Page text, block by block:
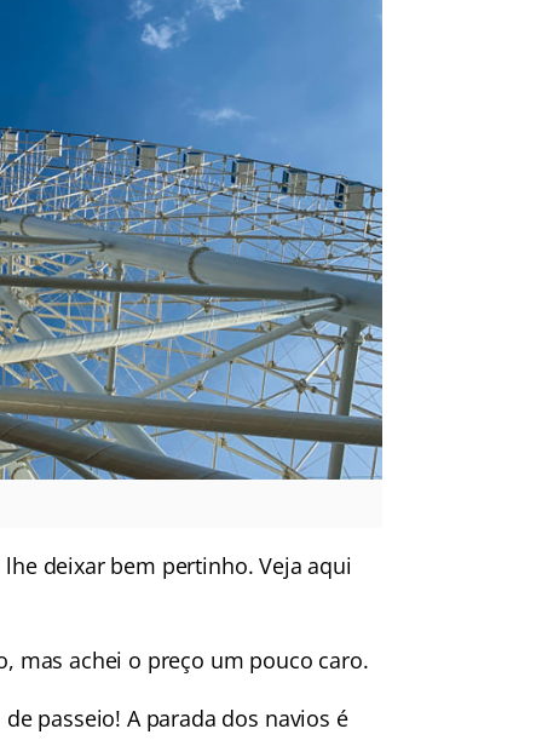
deixar bem pertinho. Veja aqui
mas achei o preço um pouco caro.
passeio! A parada dos navios é